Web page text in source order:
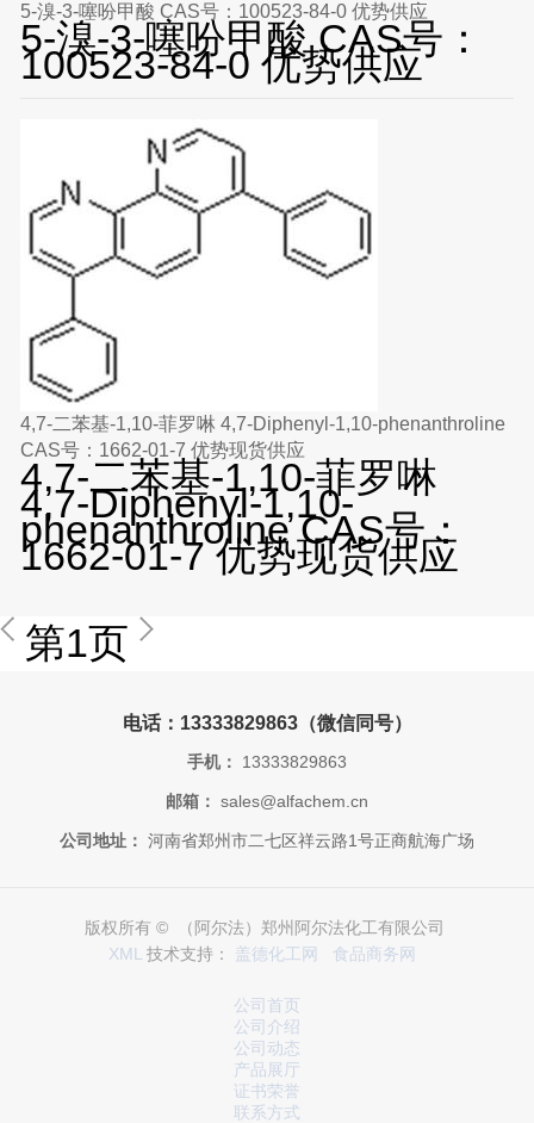
5-溴-3-噻吩甲酸 CAS号：100523-84-0 优势供应
5-溴-3-噻吩甲酸 CAS号：
100523-84-0 优势供应
4,7-二苯基-1,10-菲罗啉 4,7-Diphenyl-1,10-phenanthroline
CAS号：1662-01-7 优势现货供应
4,7-二苯基-1,10-菲罗啉
4,7-Diphenyl-1,10-
phenanthroline CAS号：
1662-01-7 优势现货供应
第1页
电话：13333829863（微信同号）
手机： 13333829863
邮箱： sales@alfachem.cn
公司地址： 河南省郑州市二七区祥云路1号正商航海广场
版权所有 © （阿尔法）郑州阿尔法化工有限公司
XML 技术支持： 盖德化工网 食品商务网
公司首页
公司介绍
公司动态
产品展厅
证书荣誉
联系方式